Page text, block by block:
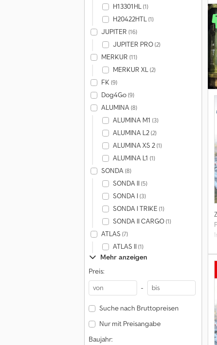
H13301HL(1)
H20422HTL(1)
JUPITER (16)
JUPITER PRO(2)
MERKUR (11)
MERKUR XL(2)
FK (9)
Dog4Go(9)
ALUMINA(8)
ALUMINA M1 (3)
ALUMINA L2(2)
ALUMINA XS 2(1)
ALUMINA L1 (1)
SONDA(8)
SONDA II(5)
SONDA I(3)
SONDA I TRIKE(1)
SONDA II CARGO(1)
ATLAS (7)
ATLAS II(1)
Mehr anzeigen
Preis:
-
Suche nach Bruttopreisen
Nur mit Preisangabe
Baujahr: